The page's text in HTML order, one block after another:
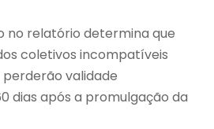
no relatório determina que
coletivos incompatíveis
validade
dias após a promulgação da